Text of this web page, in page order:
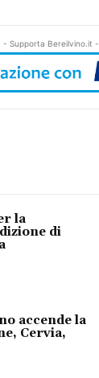
- Supporta Bereilvino.it -
la
di
accende la
Cervia,